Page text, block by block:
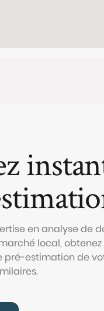
en analyse de
local,
pré-estimation de